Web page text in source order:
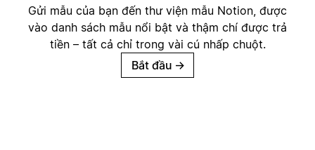
Gửi mẫu của bạn đến thư viện mẫu Notion, được
vào danh sách mẫu nổi bật và thậm chí được trả
tiền – tất cả chỉ trong vài cú nhấp chuột.
Bắt đầu →